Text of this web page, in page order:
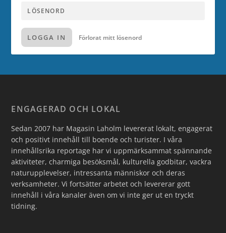
LOGGA IN Förlorat mitt lösenord
ENGAGERAD OCH LOKAL
Sedan 2007 har Magasin Laholm levererat lokalt, engagerat
och positivt innehåll till boende och turister. I våra
innehållsrika reportage har vi uppmärksammat spännande
aktiviteter, charmiga besöksmål, kulturella godbitar, vackra
naturupplevelser, intressanta människor och deras
verksamheter. Vi fortsätter arbetet och levererar gott
innehåll i våra kanaler även om vi inte ger ut en tryckt
tidning.